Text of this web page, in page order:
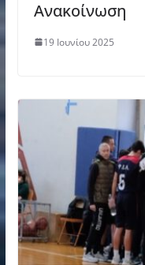
Ανακοίνωση
19 Ιουνίου 2025